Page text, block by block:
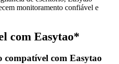
monitoramento confiável e
com Easytao*
com Easytao